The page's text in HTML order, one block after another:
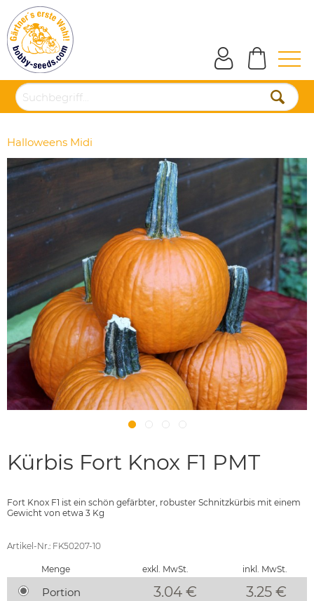
Halloweens Midi
Kürbis Fort Knox F1 PMT
Fort Knox F1 ist ein schön gefärbter, robuster Schnitzkürbis mit einem
Gewicht von etwa 3 Kg
Artikel-Nr.: FK50207-10
Menge exkl. MwSt. inkl. MwSt.
Portion 3.04 € 3.25 €